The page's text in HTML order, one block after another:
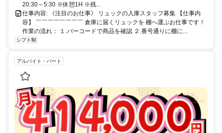
20:30～5:30 ※休憩1H ※残...
仕事内容: 《注目のお仕事》 リュックの入庫スタッフ募集 【仕事内
容】 ￣￣￣￣￣￣￣￣ 倉庫に届くリュックを 棚へ運ぶお仕事です！
作業の流れ： １.バーコードで商品を確認 ２.番号通りに棚に...
シフト制
アルバイト・パート